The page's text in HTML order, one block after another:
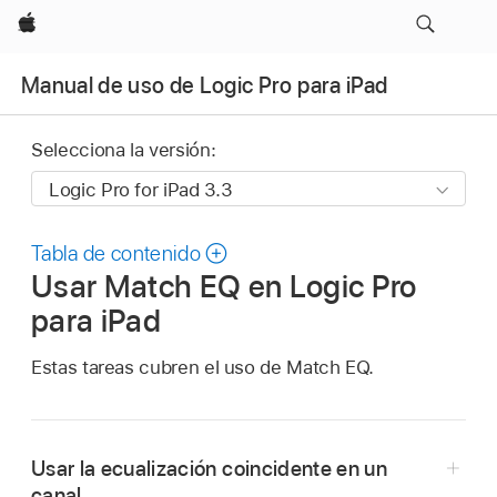
Apple
Manual de uso de Logic Pro para iPad
Selecciona la versión:
Tabla de contenido
Usar Match EQ en Logic Pro
para iPad
Estas tareas cubren el uso de Match EQ.
Usar la ecualización coincidente en un